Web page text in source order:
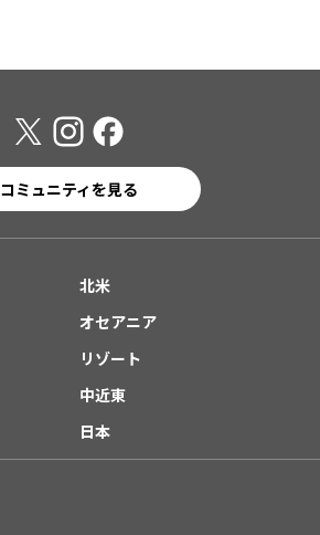
コミュニティを見る
北米
オセアニア
リゾート
中近東
日本